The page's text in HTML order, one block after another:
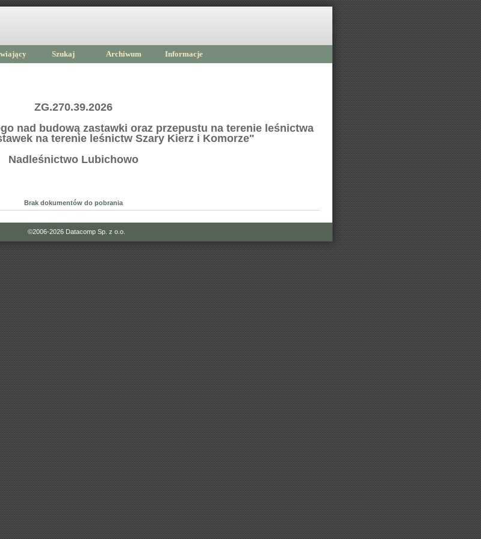
Szukaj Archiwum Informacje
ZG.270.39.2026
nad budową zastawki oraz przepustu na terenie leśnictwa
na terenie leśnictw Szary Kierz i Komorze"
Nadleśnictwo Lubichowo
Brak dokumentów do pobrania
©2006-2026 Datacomp Sp. z o.o.